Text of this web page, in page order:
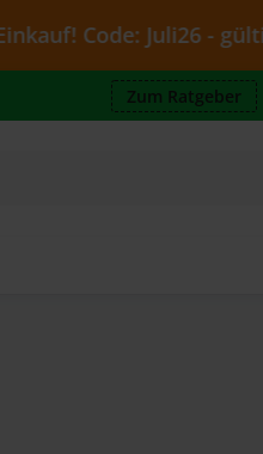
Code: Juli26 - gültig bis
Zum Ratgeber